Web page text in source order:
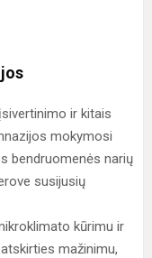
ir kitais
mokymosi
bendruomenės narių
susijusių
kūrimu ir
mažinimu,